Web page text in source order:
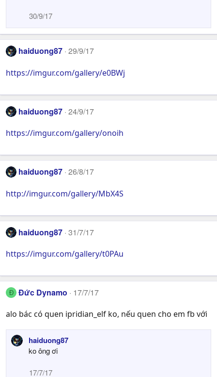
30/9/17
haiduong87 29/9/17
https://imgur.com/gallery/e0BWj
haiduong87 24/9/17
https://imgur.com/gallery/onoih
haiduong87 26/8/17
http://imgur.com/gallery/MbX4S
haiduong87 31/7/17
https://imgur.com/gallery/t0PAu
Đ Đức Dynamo 17/7/17
alo bác có quen ipridian_elf ko, nếu quen cho em fb với
haiduong87
ko ông ơi
17/7/17